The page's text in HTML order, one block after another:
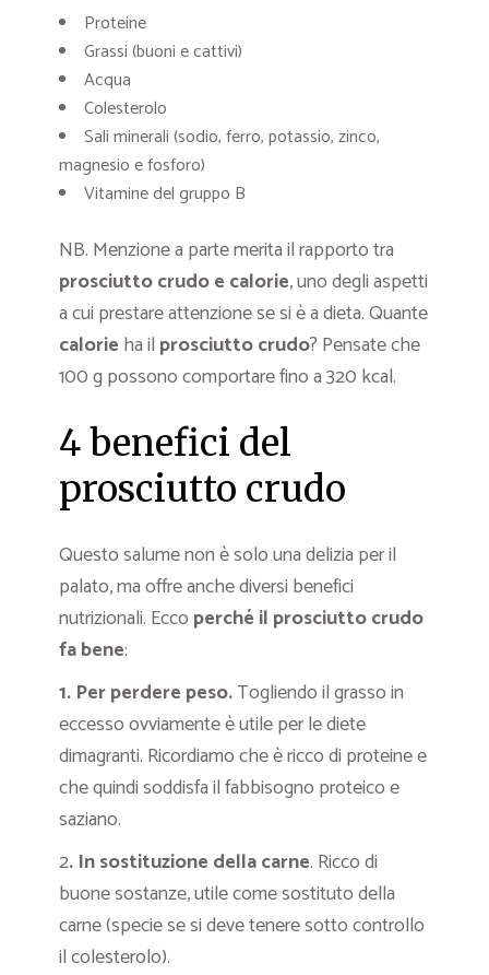
Proteine
Grassi (buoni e cattivi)
Acqua
Colesterolo
Sali minerali (sodio, ferro, potassio, zinco,
magnesio e fosforo)
Vitamine del gruppo B
NB. Menzione a parte merita il rapporto tra
prosciutto crudo e calorie, uno degli aspetti
a cui prestare attenzione se si è a dieta. Quante
calorie ha il prosciutto crudo? Pensate che
100 g possono comportare fino a 320 kcal.
4 benefici del
prosciutto crudo
Questo salume non è solo una delizia per il
palato, ma offre anche diversi benefici
nutrizionali. Ecco perché il prosciutto crudo
fa bene:
1. Per perdere peso.Togliendo il grasso in
eccesso ovviamente è utile per le diete
dimagranti. Ricordiamo che è ricco di proteine e
che quindi soddisfa il fabbisogno proteico e
saziano.
2. In sostituzione della carne. Ricco di
buone sostanze, utile come sostituto della
carne (specie se si deve tenere sotto controllo
il colesterolo).